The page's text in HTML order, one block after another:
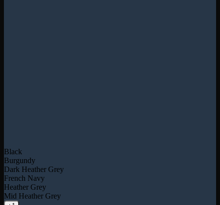
Black
Burgundy
Dark Heather Grey
French Navy
Heather Grey
Mid Heather Grey